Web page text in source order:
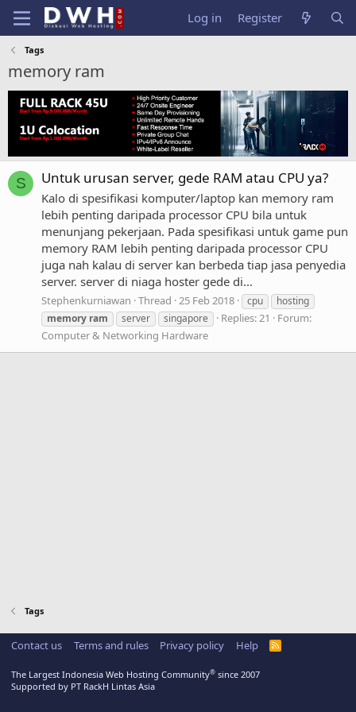
Log in Register
Tags
memory ram
S Untuk urusan server, gede RAM atau CPU ya?
Kalo di spesifikasi komputer/laptop kan memory ram
lebih penting daripada processor CPU bila untuk
menunjang pekerjaan. Pada spesifikasi untuk game pun
memory RAM lebih penting daripada processor CPU
juga nah kalau di server kan berbeda tiap jasa penyedia
server. server di niaga hoster gede di...
Stephenkurniawan Thread 25 Feb 2018 cpu
hosting
memory ram server singapore Replies: 21
Forum:
Computer & Networking Hardware
Tags
Contact us Terms and rules Privacy policy Help
R
The Largest Indonesia Web Hosting Community® since 2007
Supported by PT RackH Lintas Asia